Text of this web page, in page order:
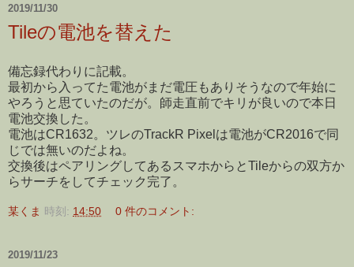
2019/11/30
Tileの電池を替えた
備忘録代わりに記載。
最初から入ってた電池がまだ電圧もありそうなので年始に
やろうと思ていたのだが。師走直前でキリが良いので本日
電池交換した。
電池はCR1632。ツレのTrackR Pixelは電池がCR2016で同
じでは無いのだよね。
交換後はペアリングしてあるスマホからとTileからの双方か
らサーチをしてチェック完了。
某くま 時刻: 14:50 0 件のコメント:
2019/11/23